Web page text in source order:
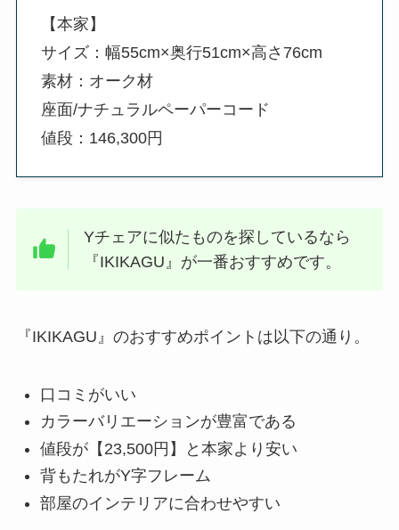
【本家】
サイズ：幅55cm×奥行51cm×高さ76cm
素材：オーク材
座面/ナチュラルペーパーコード
値段：146,300円
Yチェアに似たものを探しているなら
『IKIKAGU』が一番おすすめです。
『IKIKAGU』のおすすめポイントは以下の通り。
口コミがいい
カラーバリエーションが豊富である
値段が【23,500円】と本家より安い
背もたれがY字フレーム
部屋のインテリアに合わせやすい